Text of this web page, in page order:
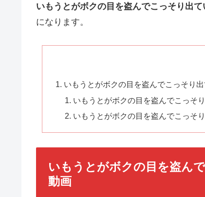
いもうとがボクの目を盗んでこっそり出
になります。
いもうとがボクの目を盗んでこっそり
いもうとがボクの目を盗んでこっそ
いもうとがボクの目を盗んでこっそ
いもうとがボクの目を盗ん
動画